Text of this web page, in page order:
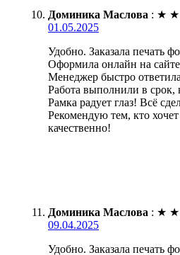
Доминика Маслова : ★ ★
01.05.2025
Удобно. Заказала печать
Оформила онлайн на
Менеджер быстро
Работа выполнили в срок,
Рамка радует глаз! Всё
Рекомендую тем, кто
качественно!
Доминика Маслова : ★ ★
09.04.2025
Удобно. Заказала печать